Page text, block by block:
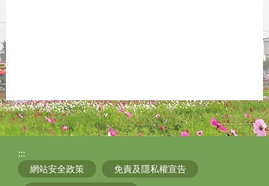
:::
網站安全政策
免責及隱私權宣告